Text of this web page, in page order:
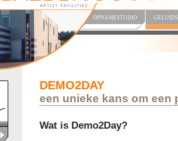
OPNAMESTUDIO
DEMO2DAY
een unieke kans om een
Wat is Demo2Day?